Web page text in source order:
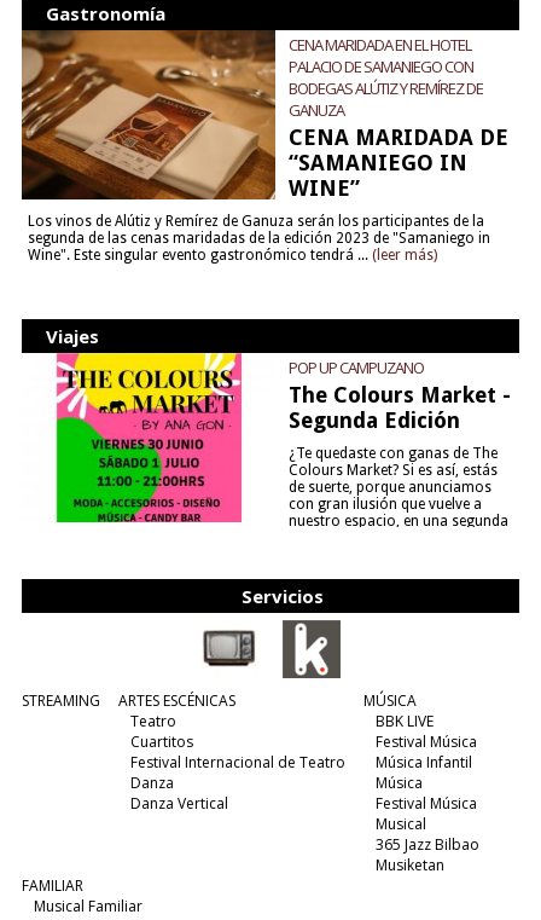
Gastronomía
CENA MARIDADA EN EL HOTEL
PALACIO DE SAMANIEGO CON
BODEGAS ALÚTIZ Y REMÍREZ DE
GANUZA
CENA MARIDADA DE
“SAMANIEGO IN
WINE”
Los vinos de Alútiz y Remírez de Ganuza serán los participantes de la
segunda de las cenas maridadas de la edición 2023 de "Samaniego in
Wine". Este singular evento gastronómico tendrá ... (leer más)
Viajes
POP UP CAMPUZANO
The Colours Market -
Segunda Edición
¿Te quedaste con ganas de The
Colours Market? Si es así, estás
de suerte, porque anunciamos
con gran ilusión que vuelve a
nuestro espacio, en una segunda
Servicios
STREAMING
ARTES ESCÉNICAS
Teatro
Cuartitos
Festival Internacional de Teatro
Danza
Danza Vertical
MÚSICA
BBK LIVE
Festival Música
Música Infantil
Música
Festival Música
Musical
365 Jazz Bilbao
Musiketan
FAMILIAR
Musical Familiar